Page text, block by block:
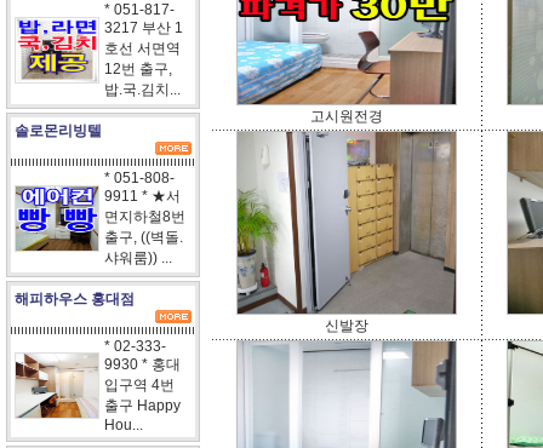
* 051-817-
3217 부산 1
호선 서면역
12번 출구,
밥.국.김치...
솔로몬리빙텔
* 051-808-
9911 * ★서
면지하철8번
출구, ((벽돌.
샤워룸)) ...
해피하우스 홍대점
* 02-333-
9930 * 홍대
입구역 4번
출구 Happy
Hou...
고시원전경
신발장